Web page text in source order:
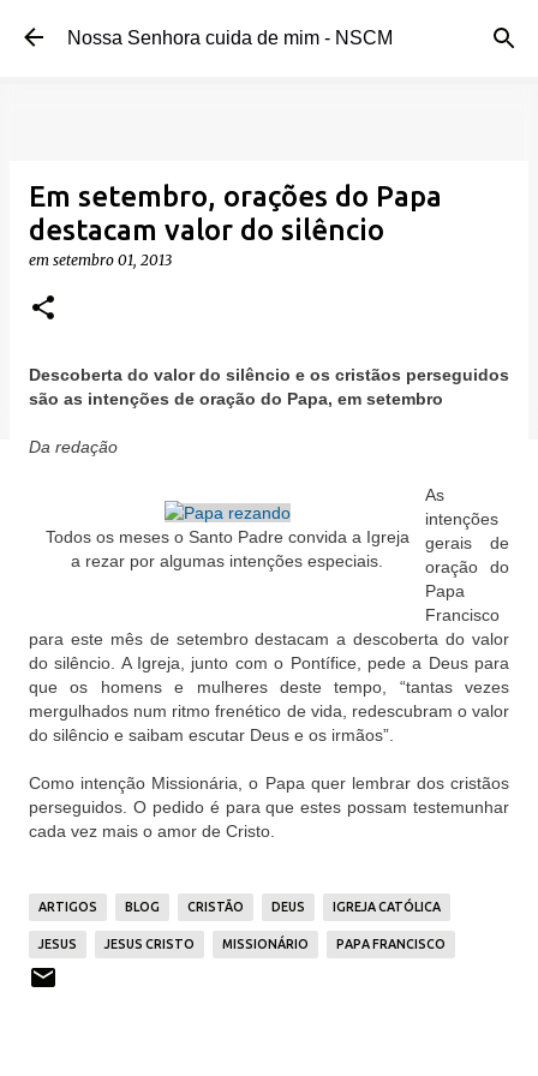
Pular para o conteúdo principal
Nossa Senhora cuida de mim - NSCM
Em setembro, orações do Papa
destacam valor do silêncio
em setembro 01, 2013
Descoberta do valor do silêncio e os cristãos perseguidos
são as intenções de oração do Papa, em setembro
Da redação
Todos os meses o Santo Padre convida a Igreja
a rezar por algumas intenções especiais.
As
intenções
gerais de
oração do
Papa
Francisco
para este mês de setembro destacam a descoberta do valor
do silêncio. A Igreja, junto com o Pontífice, pede a Deus para
que os homens e mulheres deste tempo, “tantas vezes
mergulhados num ritmo frenético de vida, redescubram o valor
do silêncio e saibam escutar Deus e os irmãos”.
Como intenção Missionária, o Papa quer lembrar dos cristãos
perseguidos. O pedido é para que estes possam testemunhar
cada vez mais o amor de Cristo.
ARTIGOS BLOG CRISTÃO DEUS IGREJA CATÓLICA
JESUS JESUS CRISTO MISSIONÁRIO PAPA FRANCISCO